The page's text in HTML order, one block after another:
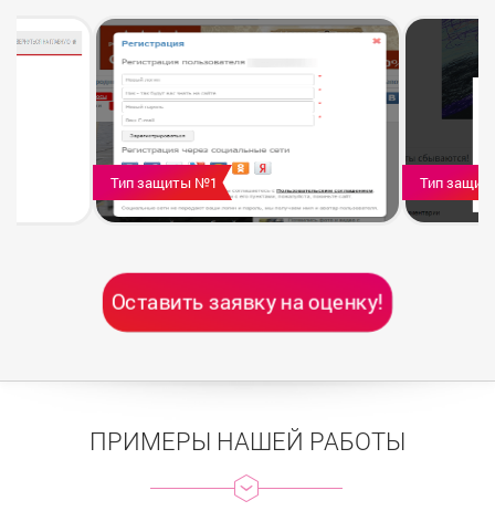
Тип защиты №1 Тип
Оставить заявку на оценку!
ПРИМЕРЫ НАШЕЙ РАБОТЫ